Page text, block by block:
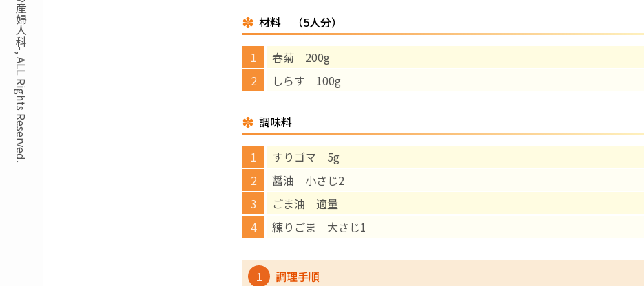
材料 （5人分）
春菊 200g
しらす 100g
調味料
すりゴマ 5g
醤油 小さじ2
ごま油 適量
練りごま 大さじ1
1 調理手順
‘さんルーム’ でさまざまな講座・クラス
医師プロフィール